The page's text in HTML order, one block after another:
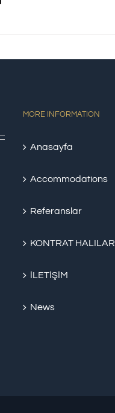
MORE INFORMATION
Anasayfa
Accommodations
Referanslar
KONTRAT HALILAR
İLETİŞİM
News